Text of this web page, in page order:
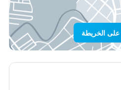
الخريطة